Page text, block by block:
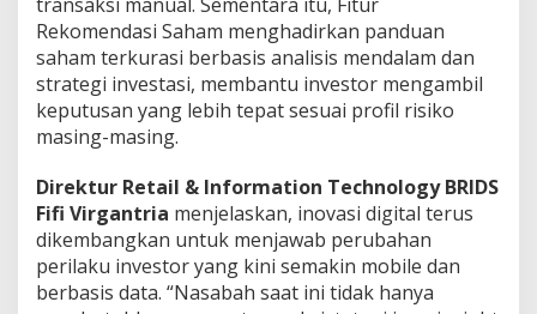
Rekomendasi Saham menghadirkan panduan
saham terkurasi berbasis analisis mendalam dan
strategi investasi, membantu investor mengambil
keputusan yang lebih tepat sesuai profil risiko
masing-masing.
Direktur Retail & Information Technology BRIDS
Fifi Virgantria menjelaskan, inovasi digital terus
dikembangkan untuk menjawab perubahan
perilaku investor yang kini semakin mobile dan
berbasis data. “Nasabah saat ini tidak hanya